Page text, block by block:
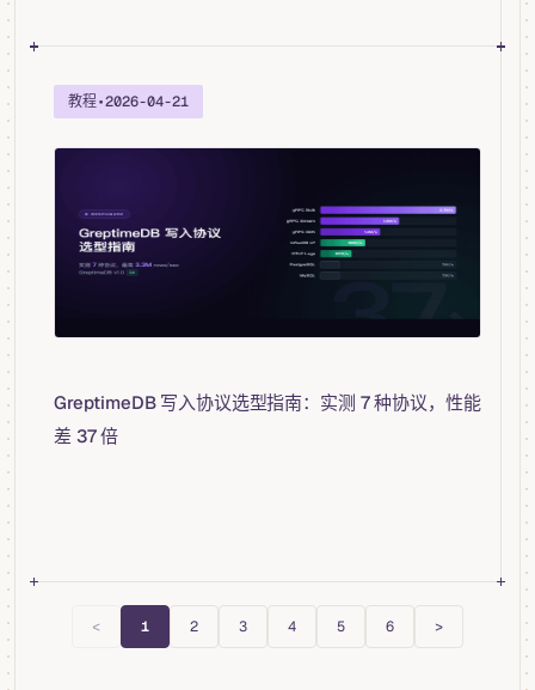
教程•2026-04-21
GreptimeDB 写入协议选型指南：实测 7 种协议，性能
差 37 倍
< 1 2 3 4 5 6 >